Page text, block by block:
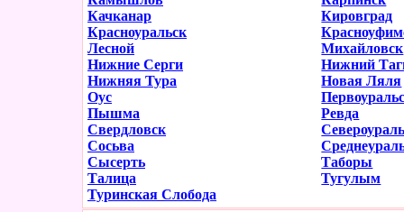
Качканар
Кировград
Красноуральск
Лесной
Михайловск
Нижние Серги
Нижний
Нижняя Тура
Новая Ляля
Оус
Пышма
Ревда
Свердловск
Сосьва
Сысерть
Таборы
Талица
Тугулым
Туринская Слобода